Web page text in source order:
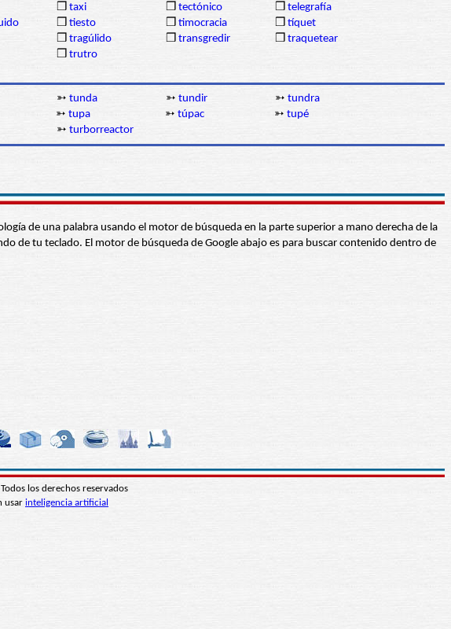
❒ taxi ❒ tectónico ❒ telegrafía
❒ tiesto ❒ timocracia ❒ tíquet
❒ tragúlido ❒ transgredir ❒ traquetear
❒ trutro
➳ tunda ➳ tundir ➳ tundra
➳ tupa ➳ túpac ➳ tupé
➳ turborreactor
de una palabra usando el motor de búsqueda en la parte superior a mano derecha de la
de tu teclado. El motor de búsqueda de Google abajo es para buscar contenido dentro de
los derechos reservados
usar inteligencia artificial